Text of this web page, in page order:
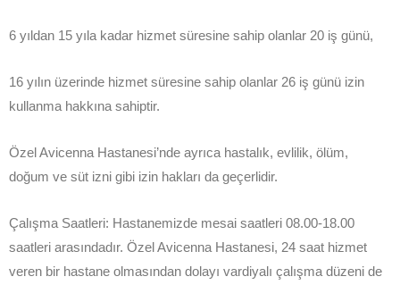
6 yıldan 15 yıla kadar hizmet süresine sahip olanlar 20 iş günü,
16 yılın üzerinde hizmet süresine sahip olanlar 26 iş günü izin
kullanma hakkına sahiptir.
Özel Avicenna Hastanesi’nde ayrıca hastalık, evlilik, ölüm,
doğum ve süt izni gibi izin hakları da geçerlidir.
Çalışma Saatleri: Hastanemizde mesai saatleri 08.00-18.00
saatleri arasındadır. Özel Avicenna Hastanesi, 24 saat hizmet
veren bir hastane olmasından dolayı vardiyalı çalışma düzeni de